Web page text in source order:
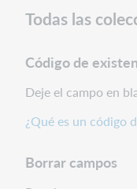
Todas las
Código de
Deje el campo en
¿Qué es un código
Borrar campos